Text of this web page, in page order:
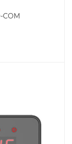
COM